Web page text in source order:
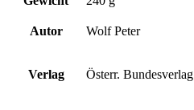
Autor Wolf Peter
Verlag Österr. Bundesverlag